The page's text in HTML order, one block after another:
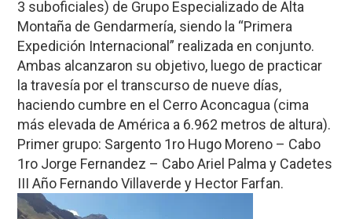
3 suboficiales) de Grupo Especializado de Alta
Montaña de Gendarmería, siendo la “Primera
Expedición Internacional” realizada en conjunto.
Ambas alcanzaron su objetivo, luego de practicar
la travesía por el transcurso de nueve días,
haciendo cumbre en el Cerro Aconcagua (cima
más elevada de América a 6.962 metros de altura).
Primer grupo: Sargento 1ro Hugo Moreno – Cabo
1ro Jorge Fernandez – Cabo Ariel Palma y Cadetes
III Año Fernando Villaverde y Hector Farfan.